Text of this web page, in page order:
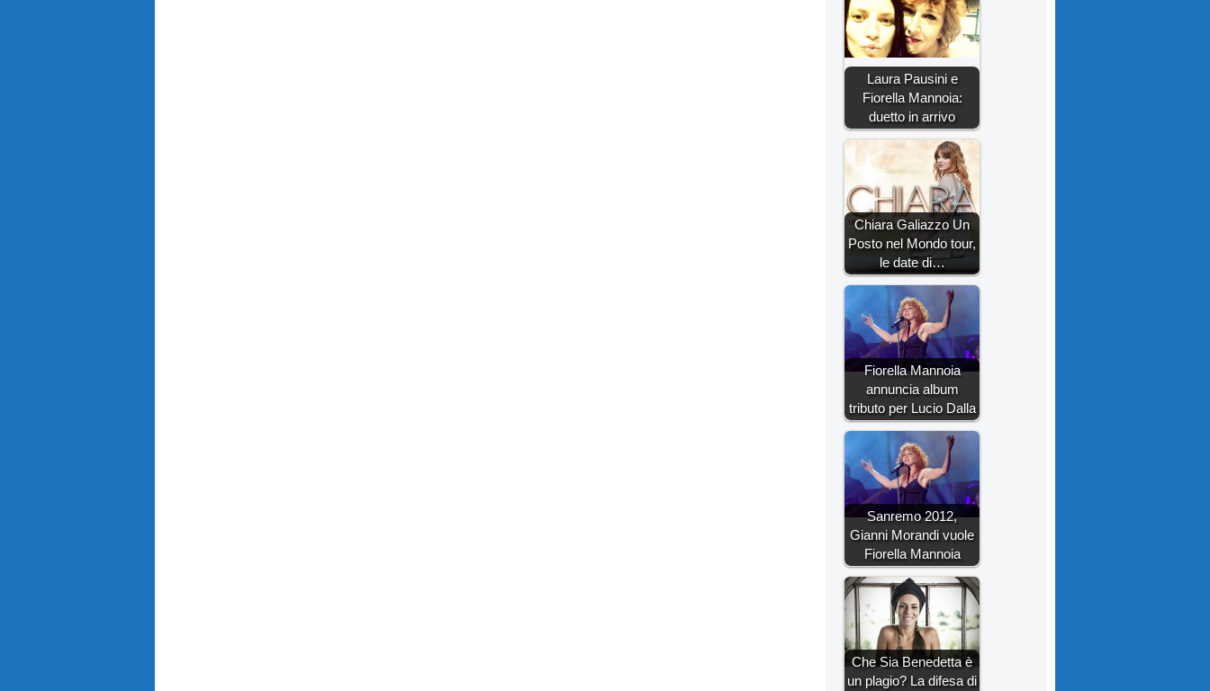
Laura Pausini e
Fiorella Mannoia:
duetto in arrivo
Chiara Galiazzo Un
Posto nel Mondo tour,
le date di…
Fiorella Mannoia
annuncia album
tributo per Lucio Dalla
Sanremo 2012,
Gianni Morandi vuole
Fiorella Mannoia
Che Sia Benedetta è
un plagio? La difesa di